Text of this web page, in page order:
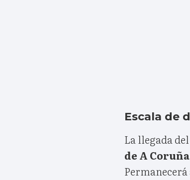
Escala de
La llegada
de A Coruña